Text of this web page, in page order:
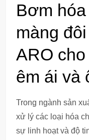
Bơm
màng
ARO
êm ái và
Trong ngành sản
xử lý các loại hóa
sự linh hoạt và độ